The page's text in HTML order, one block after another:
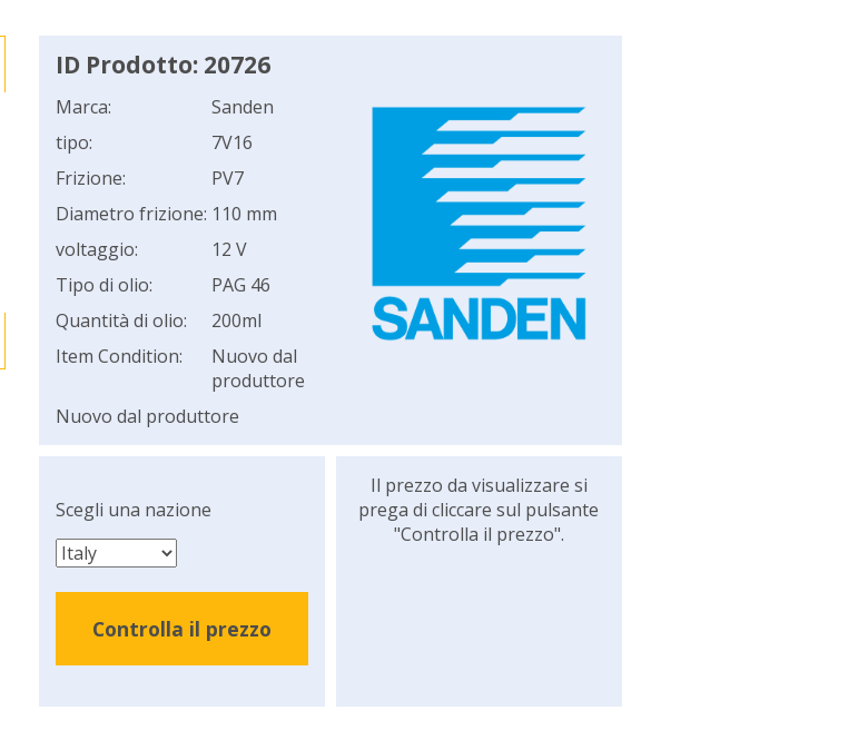
ID Prodotto: 20726
Marca:
Sanden
tipo:
7V16
Frizione:
PV7
Diametro frizione: 110 mm
voltaggio:
12 V
Tipo di olio:
PAG 46
Quantità di olio:
200ml
Item Condition:
Nuovo dal
produttore
Nuovo dal produttore
Scegli una nazione
Controlla il prezzo
Il prezzo da visualizzare si
prega di cliccare sul pulsante
"Controlla il prezzo".